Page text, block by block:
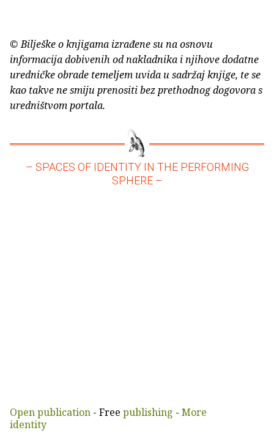
© Bilješke o knjigama izrađene su na osnovu
informacija dobivenih od nakladnika i njihove dodatne
uredničke obrade temeljem uvida u sadržaj knjige, te se
kao takve ne smiju prenositi bez prethodnog dogovora s
uredništvom portala.
– SPACES OF IDENTITY IN THE PERFORMING
SPHERE –
Open publication - Free publishing - More
identity